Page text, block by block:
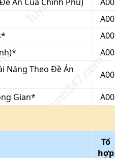
A00
A00
A00
Năng Theo Đề Án
A00
Gian*
A00
Tổ
hợp